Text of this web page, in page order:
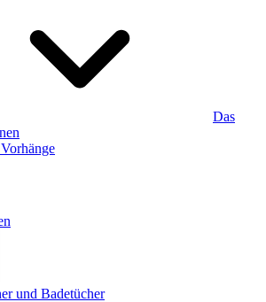
Das
und Badetücher